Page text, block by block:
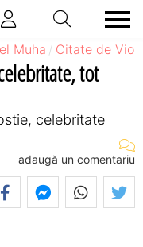
Muha Citate de
tot
celebritate
adaugă un comentariu